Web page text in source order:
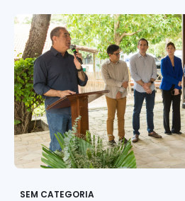
SEM CATEGORIA